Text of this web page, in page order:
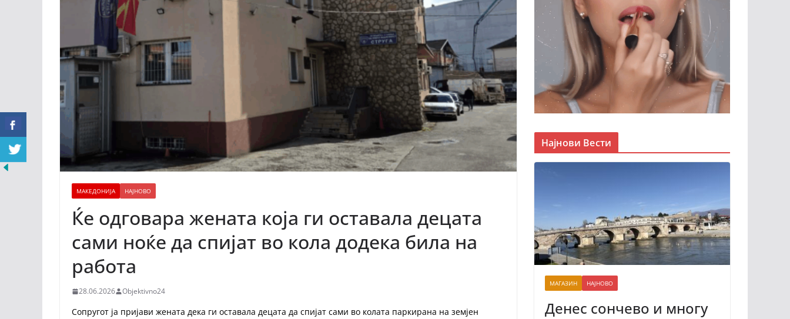
МАКЕДОНИЈА НАЈНОВО
Ќе одговара жената која ги оставала децата
сами ноќе да спијат во кола додека била на
работа
28.06.2026 Objektivno24
Сопругот ја пријави жената дека ги оставала децата да спијат сами во колата паркирана на земјен
Најнови Вести
МАГАЗИН НАЈНОВО
Денес сончево и многу